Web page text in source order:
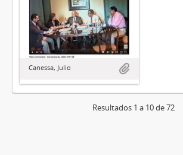
Canessa, Julio
Resultados 1 a 10 de 72